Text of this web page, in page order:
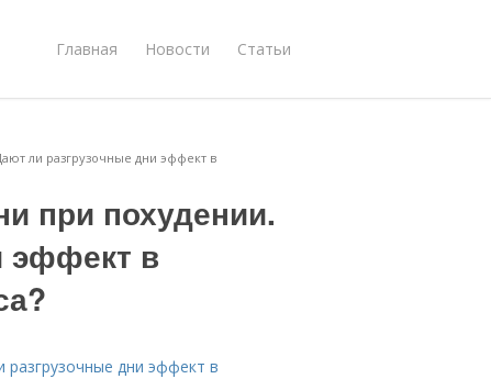
Главная Новости Статьи
ли разгрузочные дни эффект в
при похудении.
эффект в
разгрузочные дни эффект в